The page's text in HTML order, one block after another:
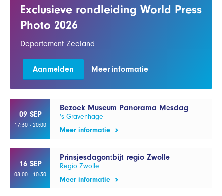
Exclusieve rondleiding World Press
Photo 2026
Departement Zeeland
Aanmelden Meer informatie
09 SEP
17:30 - 20:00
Bezoek Museum Panorama Mesdag
's-Gravenhage
Meer informatie
16 SEP
08:00 - 10:30
Prinsjesdagontbijt regio Zwolle
Regio Zwolle
Meer informatie